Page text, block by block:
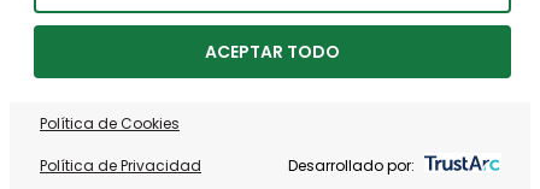
ACEPTAR TODO
Política de Cookies
Política de Privacidad Desarrollado por: